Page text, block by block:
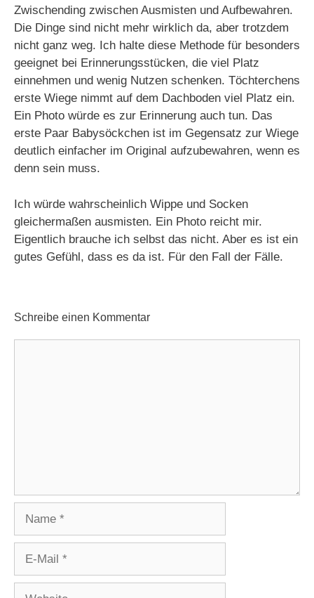
Zwischending zwischen Ausmisten und Aufbewahren.
Die Dinge sind nicht mehr wirklich da, aber trotzdem
nicht ganz weg. Ich halte diese Methode für besonders
geeignet bei Erinnerungsstücken, die viel Platz
einnehmen und wenig Nutzen schenken. Töchterchens
erste Wiege nimmt auf dem Dachboden viel Platz ein.
Ein Photo würde es zur Erinnerung auch tun. Das
erste Paar Babysöckchen ist im Gegensatz zur Wiege
deutlich einfacher im Original aufzubewahren, wenn es
denn sein muss.
Ich würde wahrscheinlich Wippe und Socken
gleichermaßen ausmisten. Ein Photo reicht mir.
Eigentlich brauche ich selbst das nicht. Aber es ist ein
gutes Gefühl, dass es da ist. Für den Fall der Fälle.
Schreibe einen Kommentar